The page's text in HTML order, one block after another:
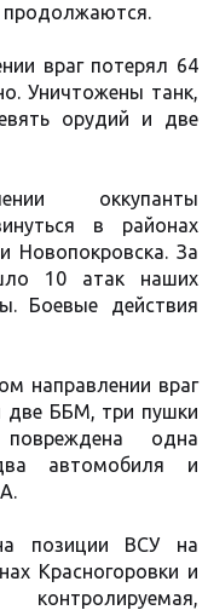
продолжаются.
враг потерял 64
Уничтожены танк,
орудий и две
оккупанты
в районах
Новопокровска. За
10 атак наших
Боевые действия
направлении враг
две ББМ, три пушки
одна
автомобиля и
позиции ВСУ на
Красногоровки и